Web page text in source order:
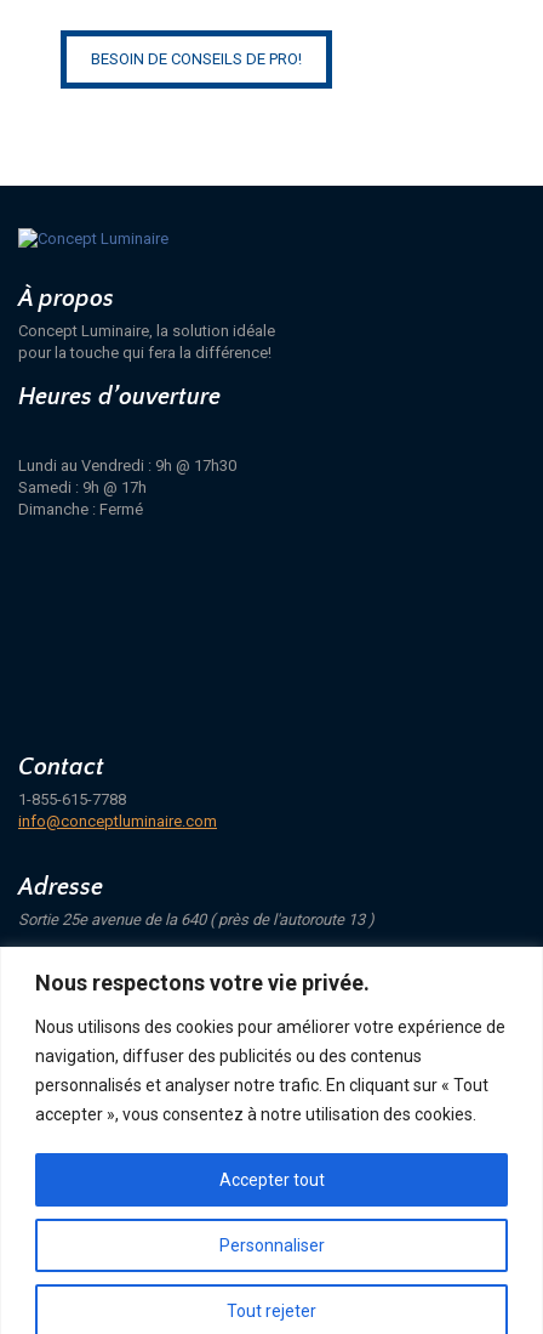
Nous respectons votre vie privée.
Nous utilisons des cookies pour améliorer votre expérience de
navigation, diffuser des publicités ou des contenus
personnalisés et analyser notre trafic. En cliquant sur « Tout
accepter », vous consentez à notre utilisation des cookies.
Personnaliser
Tout rejeter
Accepter tout
BESOIN DE CONSEILS DE PRO!
À propos
Concept Luminaire, la solution idéale
pour la touche qui fera la différence!
Heures d’ouverture
Lundi au Vendredi : 9h @ 17h30
Samedi : 9h @ 17h
Dimanche : Fermé
Contact
1-855-615-7788
info@conceptluminaire.com
Adresse
Sortie 25e avenue de la 640 ( près de l'autoroute 13 )
Saint-Eustache
Suivez-nous
POLITIQUE DE CONFIDENTIALITÉ
CONCEPT LUMINAIRE - TOUS DROITS RÉSERVÉS © 2026